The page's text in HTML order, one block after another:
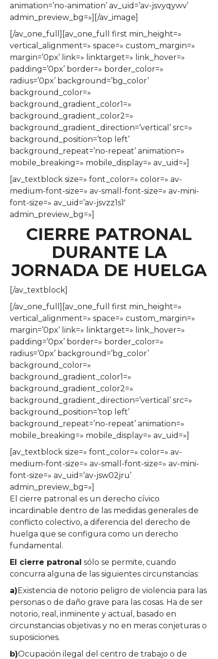
animation=’no-animation’ av_uid=’av-jsvyqywv’
admin_preview_bg=»][/av_image]
[/av_one_full][av_one_full first min_height=»
vertical_alignment=» space=» custom_margin=»
margin=’0px’ link=» linktarget=» link_hover=»
padding=’0px’ border=» border_color=»
radius=’0px’ background=’bg_color’
background_color=»
background_gradient_color1=»
background_gradient_color2=»
background_gradient_direction=’vertical’ src=»
background_position=’top left’
background_repeat=’no-repeat’ animation=»
mobile_breaking=» mobile_display=» av_uid=»]
[av_textblock size=» font_color=» color=» av-
medium-font-size=» av-small-font-size=» av-mini-
font-size=» av_uid=’av-jsvzz1s1′
admin_preview_bg=»]
CIERRE PATRONAL
DURANTE LA
JORNADA DE HUELGA
[/av_textblock]
[/av_one_full][av_one_full first min_height=»
vertical_alignment=» space=» custom_margin=»
margin=’0px’ link=» linktarget=» link_hover=»
padding=’0px’ border=» border_color=»
radius=’0px’ background=’bg_color’
background_color=»
background_gradient_color1=»
background_gradient_color2=»
background_gradient_direction=’vertical’ src=»
background_position=’top left’
background_repeat=’no-repeat’ animation=»
mobile_breaking=» mobile_display=» av_uid=»]
[av_textblock size=» font_color=» color=» av-
medium-font-size=» av-small-font-size=» av-mini-
font-size=» av_uid=’av-jsw02jru’
admin_preview_bg=»]
El cierre patronal es un derecho cívico
incardinable dentro de las medidas generales de
conflicto colectivo, a diferencia del derecho de
huelga que se configura como un derecho
fundamental.
El cierre patronal sólo se permite, cuando
concurra alguna de las siguientes circunstancias:
a)Existencia de notorio peligro de violencia para las
personas o de daño grave para las cosas. Ha de ser
notorio, real, inminente y actual, basado en
circunstancias objetivas y no en meras conjeturas o
suposiciones.
b)Ocupación ilegal del centro de trabajo o de